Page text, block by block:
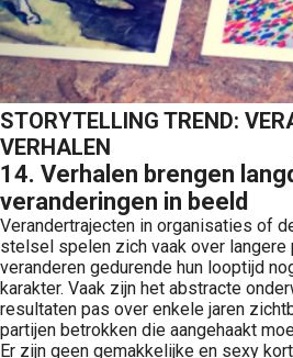
STORYTELLING TREND:
VERHALEN
14. Verhalen brengen
veranderingen in beeld
Verandertrajecten in organisaties of
stelsel spelen zich vaak over langere
veranderen gedurende hun looptijd
karakter. Vaak zijn het abstracte
resultaten pas over enkele jaren
partijen betrokken die aangehaakt
Er zijn geen gemakkelijke en sexy